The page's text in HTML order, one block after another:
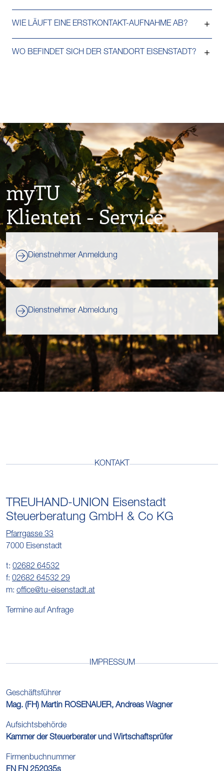
WIE LÄUFT EINE ERSTKONTAKT-AUFNAHME AB?
WO BEFINDET SICH DER STANDORT EISENSTADT?
myTU
Klienten - Service
Dienstnehmer Anmeldung
Dienstnehmer Abmeldung
KONTAKT
TREUHAND-UNION Eisenstadt
Steuerberatung GmbH & Co KG
Pfarrgasse 33
7000 Eisenstadt
t: 02682 64532
f: 02682 64532 29
m: office@tu-eisenstadt.at
Termine auf Anfrage
IMPRESSUM
Geschäftsführer
Mag. (FH) Martin ROSENAUER, Andreas Wagner
Aufsichtsbehörde
Kammer der Steuerberater und Wirtschaftsprüfer
Firmenbuchnummer